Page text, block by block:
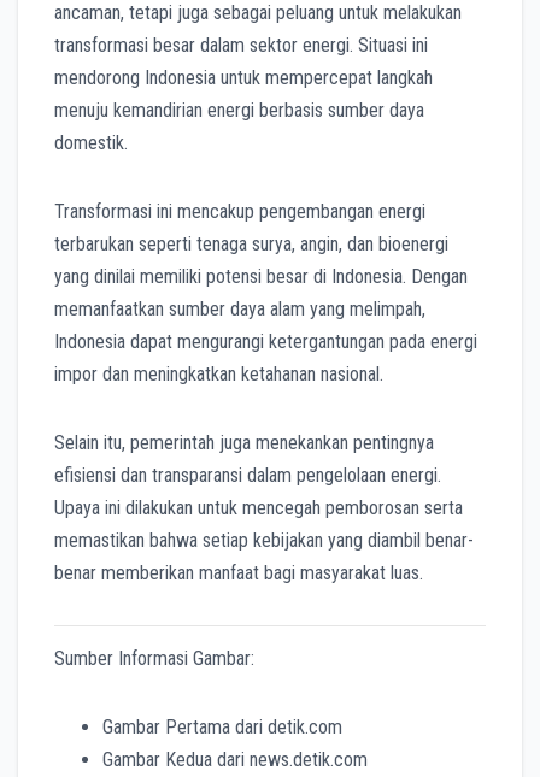
ancaman, tetapi juga sebagai peluang untuk melakukan
transformasi besar dalam sektor energi. Situasi ini
mendorong Indonesia untuk mempercepat langkah
menuju kemandirian energi berbasis sumber daya
domestik.
Transformasi ini mencakup pengembangan energi
terbarukan seperti tenaga surya, angin, dan bioenergi
yang dinilai memiliki potensi besar di Indonesia. Dengan
memanfaatkan sumber daya alam yang melimpah,
Indonesia dapat mengurangi ketergantungan pada energi
impor dan meningkatkan ketahanan nasional.
Selain itu, pemerintah juga menekankan pentingnya
efisiensi dan transparansi dalam pengelolaan energi.
Upaya ini dilakukan untuk mencegah pemborosan serta
memastikan bahwa setiap kebijakan yang diambil benar-
benar memberikan manfaat bagi masyarakat luas.
Sumber Informasi Gambar:
Gambar Pertama dari detik.com
Gambar Kedua dari news.detik.com